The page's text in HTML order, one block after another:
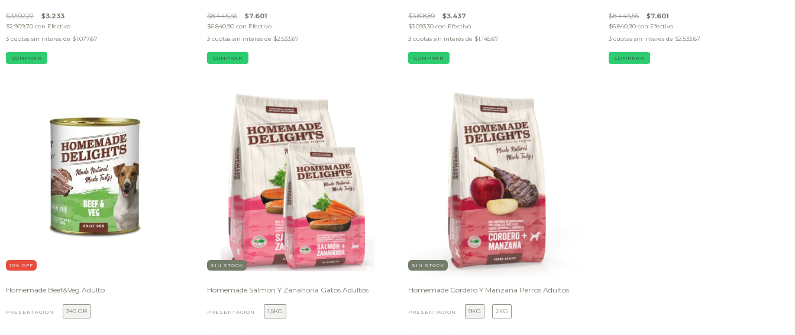
$3.592,22 $3.233
$2.909,70 con Efectivo
3 cuotas sin interés de $1.077,67
COMPRAR
$8.445,56 $7.601
$6.840,90 con Efectivo
3 cuotas sin interés de $2.533,67
COMPRAR
$3.818,89 $3.437
$3.093,30 con Efectivo
3 cuotas sin interés de $1.145,67
COMPRAR
$8.445,56 $7.601
$6.840,90con Efectivo
3 cuotas sin interés de $2.533,67
COMPRAR
10% OFF
Homemade Beef&Veg Adulto
PRESENTACIÓN 340 GR
SIN STOCK
Homemade Salmon Y Zanahoria Gatos Adultos
PRESENTACIÓN 1,5KG
SIN STOCK
Homemade Cordero Y Manzana Perros Adultos
PRESENTACIÓN 9KG 2KG